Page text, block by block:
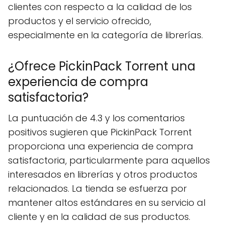
clientes con respecto a la calidad de los
productos y el servicio ofrecido,
especialmente en la categoría de librerías.
¿Ofrece PickinPack Torrent una
experiencia de compra
satisfactoria?
La puntuación de 4.3 y los comentarios
positivos sugieren que PickinPack Torrent
proporciona una experiencia de compra
satisfactoria, particularmente para aquellos
interesados en librerías y otros productos
relacionados. La tienda se esfuerza por
mantener altos estándares en su servicio al
cliente y en la calidad de sus productos.